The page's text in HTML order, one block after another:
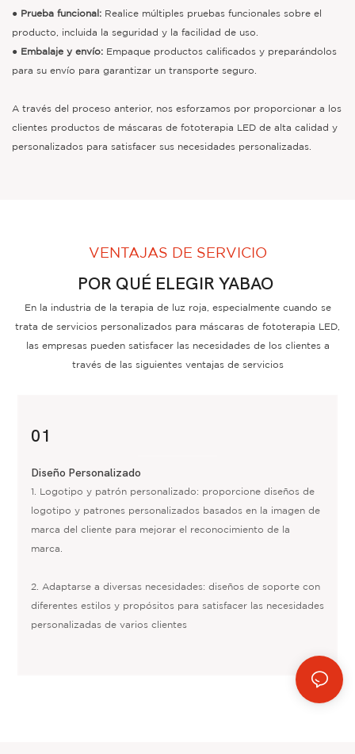
● Prueba funcional: Realice múltiples pruebas funcionales sobre el
producto, incluida la seguridad y la facilidad de uso.
● Embalaje y envío: Empaque productos calificados y preparándolos
para su envío para garantizar un transporte seguro.
A través del proceso anterior, nos esforzamos por proporcionar a los
clientes productos de máscaras de fototerapia LED de alta calidad y
personalizados para satisfacer sus necesidades personalizadas.
VENTAJAS DE SERVICIO
POR QUÉ ELEGIR YABAO
En la industria de la terapia de luz roja, especialmente cuando se
trata de servicios personalizados para máscaras de fototerapia LED,
las empresas pueden satisfacer las necesidades de los clientes a
través de las siguientes ventajas de servicios
01
Diseño Personalizado
1. Logotipo y patrón personalizado: proporcione diseños de
logotipo y patrones personalizados basados ​​en la imagen de
marca del cliente para mejorar el reconocimiento de la
marca.
2. Adaptarse a diversas necesidades: diseños de soporte con
diferentes estilos y propósitos para satisfacer las necesidades
personalizadas de varios clientes